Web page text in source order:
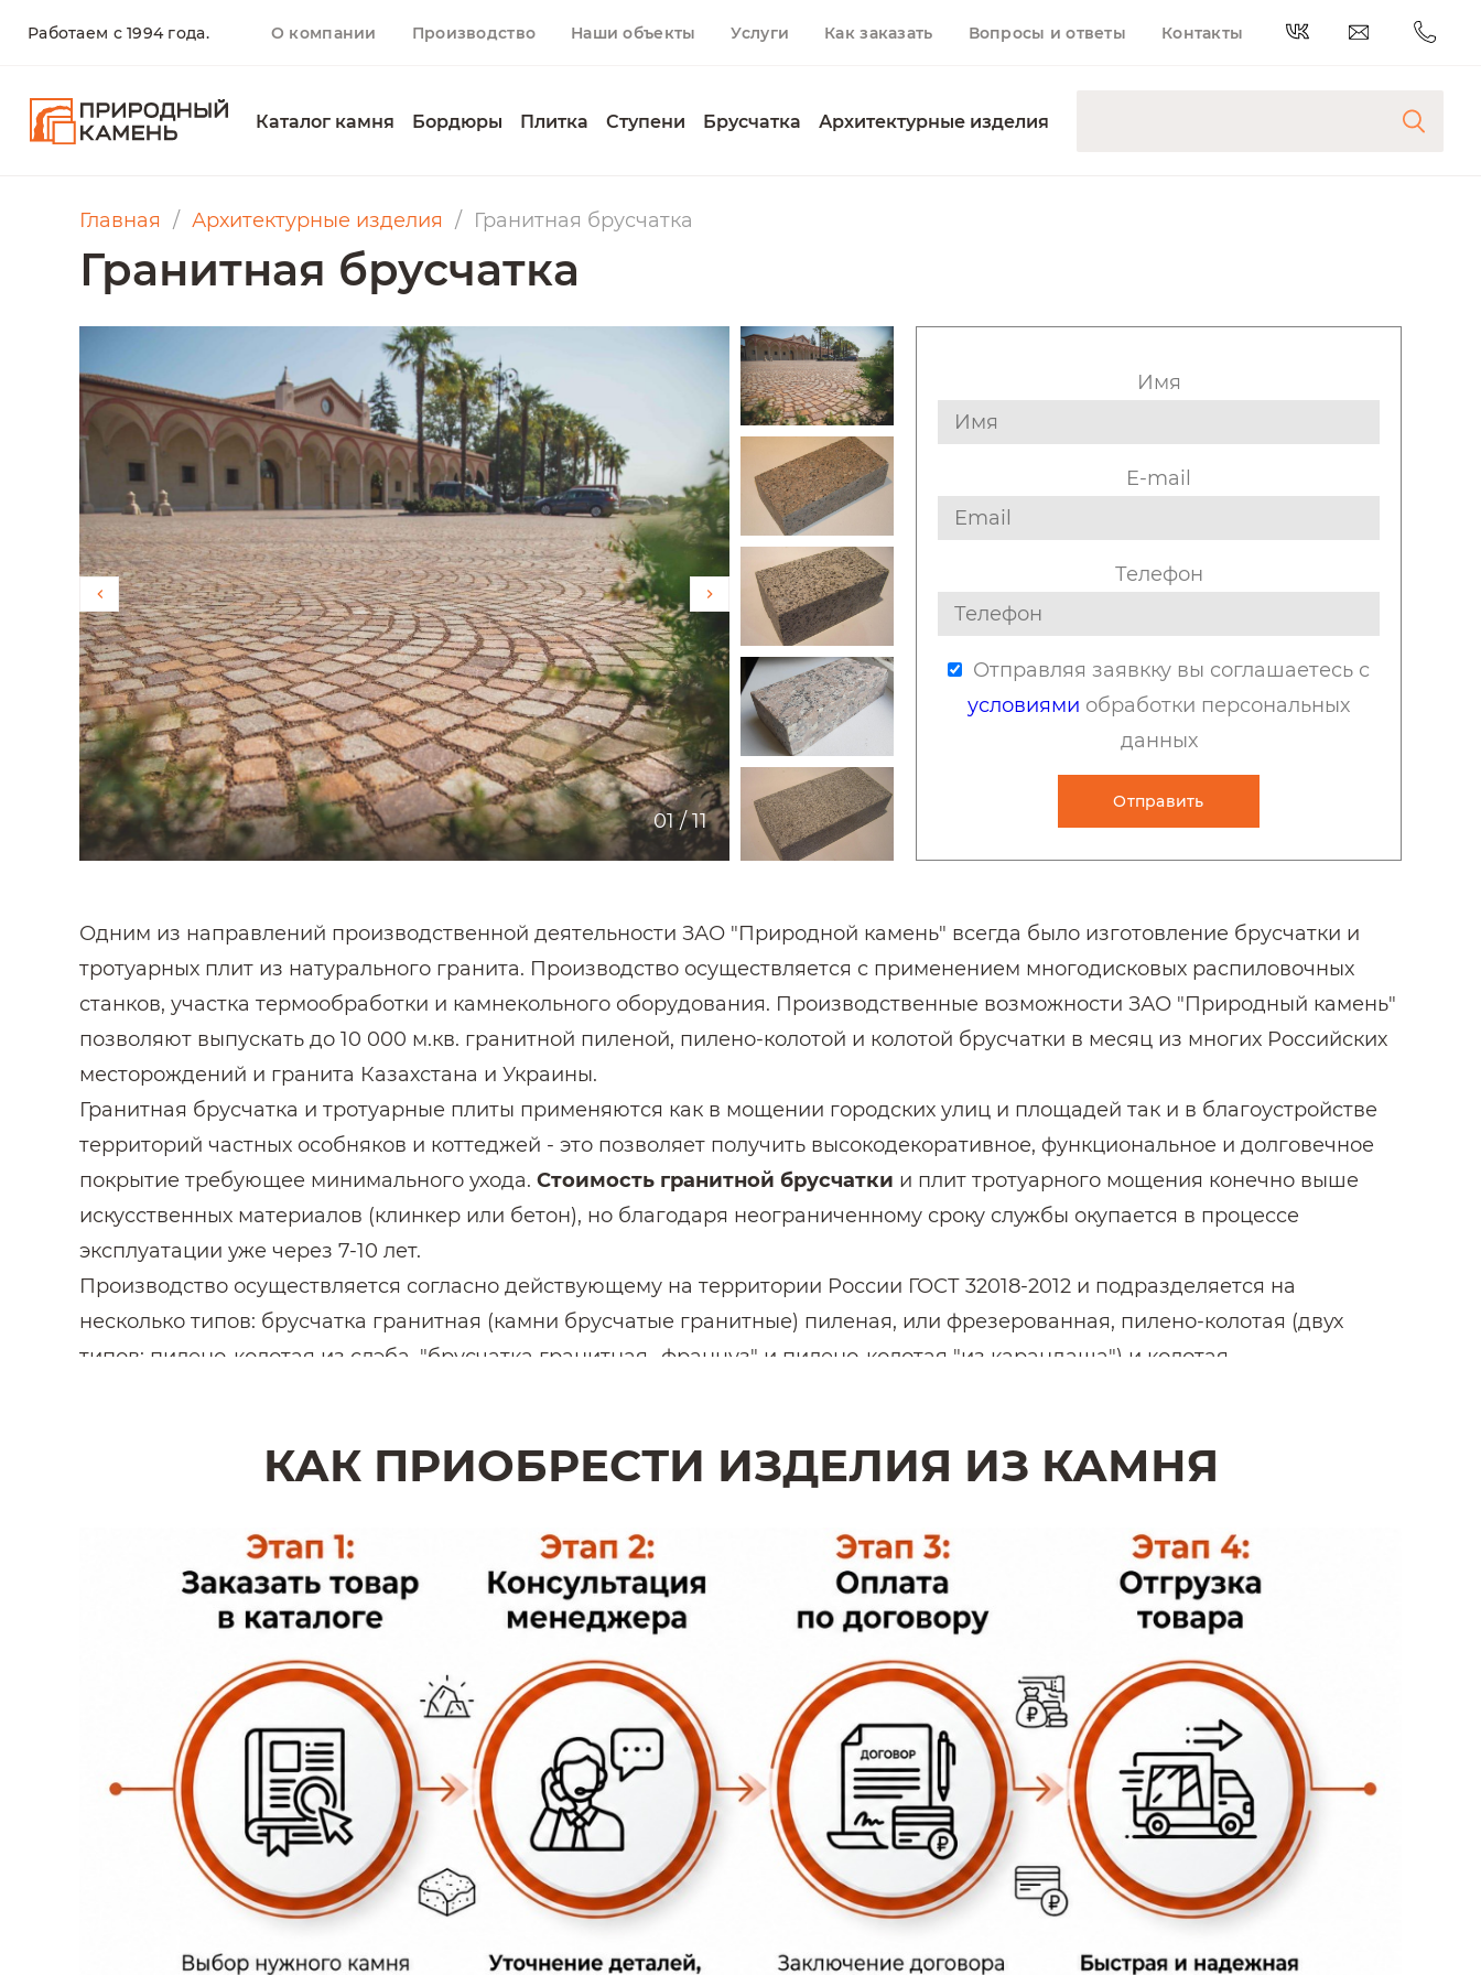
Работаем с 1994 года. О компании Производство Наши объекты Услуги Как заказать Вопросы и ответы Контакты
Каталог камня Бордюры Плитка Ступени Брусчатка Архитектурные изделия
Главная Архитектурные изделия Гранитная брусчатка
Гранитная брусчатка
01/11
Имя
E-mail
Телефон
Отправляя заявкку вы соглашаетесь с
условиями обработки персональных
данных
Отправить
Одним из направлений производственной деятельности ЗАО "Природной камень" всегда было изготовление брусчатки и
тротуарных плит из натурального гранита. Производство осуществляется с применением многодисковых распиловочных
станков, участка термообработки и камнекольного оборудования. Производственные возможности ЗАО "Природный камень"
позволяют выпускать до 10 000 м.кв. гранитной пиленой, пилено-колотой и колотой брусчатки в месяц из многих Российских
месторождений и гранита Казахстана и Украины.
Гранитная брусчатка и тротуарные плиты применяются как в мощении городских улиц и площадей так и в благоустройстве
территорий частных особняков и коттеджей - это позволяет получить высокодекоративное, функциональное и долговечное
покрытие требующее минимального ухода. Стоимость гранитной брусчатки и плит тротуарного мощения конечно выше
искусственных материалов (клинкер или бетон), но благодаря неограниченному сроку службы окупается в процессе
эксплуатации уже через 7-10 лет.
Производство осуществляется согласно действующему на территории России ГОСТ 32018-2012 и подразделяется на
несколько типов: брусчатка гранитная (камни брусчатые гранитные) пиленая, или фрезерованная, пилено-колотая (двух
типов: пилено-колотая из слэба, "брусчатка гранитная -француз" и пилено-колотая "из карандаша") и колотая.
По своей сути это мелкоразмерная пиленая с термообработанной поверхностью гранитная плитка. Все поверхности имеют
ровные пиленые стороны, отклонения по геометрии минимальные, а верхняя поверхность термообработана для
шероховатости. Из такой брусчатки мостят пешеходные зоны, создавая различные геометрические узоры, укладывая по
разной раскладке. При заказе гранитной пиленой брусчатки для конкретного проекта возможно изготовлять различное
сочетание размеров, чтобы получить желаемую раскладку. С помощью пиленой брусчатки создаётся так называемый
"гранитный паркет". Гранитная пиленая брусчатка пользуется наибольшим спросом при благоустройстве городских
пространств (мощение тротуаров, скверов, парков, мемориальных комплексов, набережных и т.д.). Мы используем основные
типоразмеры: 100х200, 100х100, 120х250 мм. толщиной, как правило 30, 40, 50, 60, 80 мм.
Цена на пиленую гранитную брусчаткузависит от толщины и месторождения гранита, из которого она будет
изготавливаться. Самая доступная по цене пиленая гранитная брусчатка из гранитов Уральских месторождений:
Мансуровского, Южно-Султаевского, Суховязского, Исетского, Камбулатовского, Сосновсокого гранитов. Цена за пиленую
гранитную брусчатку этих месторождений начинается от 2500 р/м.кв. Брусчатка пиленая из Украинских гранитов:
КАК ПРИОБРЕСТИ ИЗДЕЛИЯ ИЗ КАМНЯ